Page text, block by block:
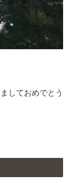
しておめでとう